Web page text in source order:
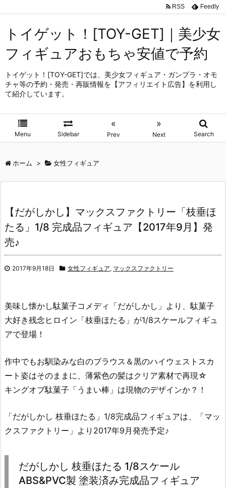
トイゲット！[TOY-GET]｜美少女
フィギュアおもちゃ安値で予約
トイゲット！[TOY-GET]では、美少女フィギュア・ガンプラ・オモ
チャ等の予約・発売・再販情報を【アフィリエイト広告】を利用し
て紹介しています。
Menu Sidebar
«
Prev
»
Next Search
RSS Feedly
ホーム > 女性フィギュア
【だがしかし】マックスファクトリー「枝垂ほ
たる」1/8 完成品フィギュア【2017年9月】発
売♪
2017年9月18日 女性フィギュア, マックスファクトリー
美味し懐かし駄菓子コメディ「だがしかし」より、駄菓子
大好き残念ヒロイン「枝垂ほたる」が1/8スケールフィギュ
アで登場！
作中でもお馴染みな白のブラウス＆黒のハイウェストスカ
ート姿はそのままに、薄紫色の髪はクリア素材で再現☆
キングオブ駄菓子「うまい棒」は現物のデザインか？！
「だがしかし 枝垂ほたる」1/8完成品フィギュアは、「マッ
クスファクトリー」より2017年9月発売予定♪
だがしかし 枝垂ほたる 1/8スケール
ABS&PVC製 塗装済み完成品フィギュア